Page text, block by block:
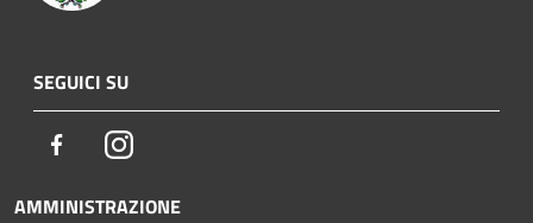
SEGUICI SU
FacebookInstagram
AMMINISTRAZIONE